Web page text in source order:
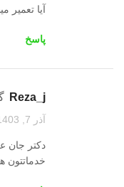
آیا تعمیر
پاسخ
Reza_j
آذر 7, 1403 در 7:32 ب.ظ
دکتر جان
خدماتتون